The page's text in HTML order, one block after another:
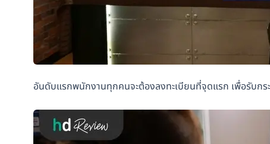
อันดับแรกพนักงานทุกคนจะต้องลงทะเบียนที่จุดแรก เพื่อรับกร